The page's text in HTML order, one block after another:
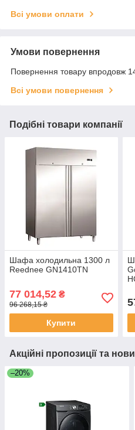
Всі умови оплати
Умови повернення
Повернення товару впродовж
Всі умови повернення
Подібні товари компанії
Шафа холодильна 1300 л
Reednee GN1410TN
77 014,52 ₴
96 268,15 ₴
Купити
Акційні пропозиції та
–20%